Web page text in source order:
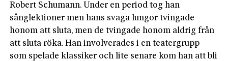
Robert Schumann. Under en period tog han
sånglektioner men hans svaga lungor tvingade
honom att sluta, men de tvingade honom aldrig från
att sluta röka. Han involverades i en teatergrupp
som spelade klassiker och lite senare kom han att bli